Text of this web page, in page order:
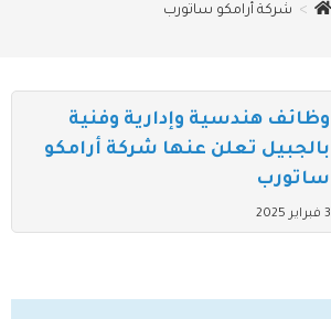
> شركة أرامكو ساتورب
وظائف هندسية وإدارية وفنية
بالجبيل تعلن عنها شركة أرامكو
ساتورب
3 فبراير 2025